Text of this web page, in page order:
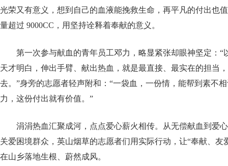
光荣又有意义，想到自己的血液能挽救生命，再平凡的付出也
量超过 9000CC，用坚持诠释着奉献的意义。
第一次参与献血的青年员工邓力，略显紧张却眼神坚定：“
天才明白，伸出手臂、献出热血，就是最直接、最实在的担当
去。”身旁的志愿者轻声附和：“一袋血，一份情，能帮到素不
力，这份付出就有价值。”
涓涓热血汇聚成河，点点爱心薪火相传。从无偿献血到爱
关爱困境群众，英山烟草的志愿者们用实际行动，让“奉献、友
在山乡落地生根、蔚然成风。